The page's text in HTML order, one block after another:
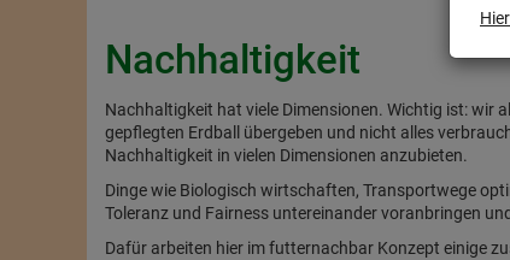
Nachhaltigkeit
Nachhaltigkeit hat viele Dimensionen. Wichtig ist: wir
gepflegten Erdball übergeben und nicht alles
Nachhaltigkeit in vielen Dimensionen anzubieten.
Dinge wie Biologisch wirtschaften, Transportwege
Toleranz und Fairness untereinander voranbringen
Dafür arbeiten hier im futternachbar Konzept einige